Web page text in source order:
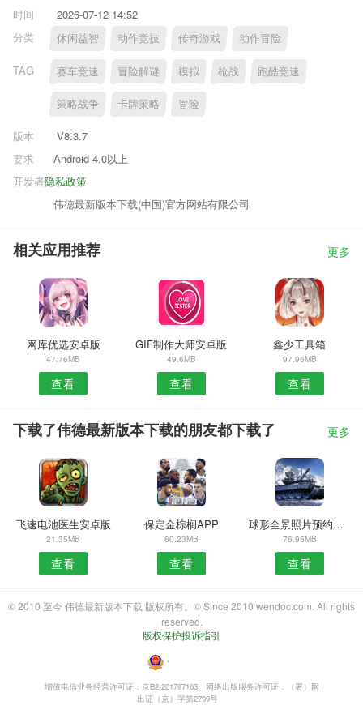
时间
2026-07-12 14:52
分类
休闲益智 动作竞技 传奇游戏 动作冒险
TAG 赛车竞速 冒险解谜 模拟 枪战 跑酷竞速
策略战争 卡牌策略 冒险
版本
V8.3.7
要求
Android 4.0以上
隐私政策
开发者
伟德最新版本下载(中国)官方网站有限公司
相关应用推荐 更多
网库优选安卓版
47.76MB
查看
GIF制作大师安卓版
49.6MB
查看
鑫少工具箱
97.96MB
查看
下载了伟德最新版本下载的朋友都下载了 更多
飞速电池医生安卓版
21.35MB
查看
保定金棕榈APP
60.23MB
查看
球形全景照片预约安卓版
76.95MB
查看
© 2010 至今 伟德最新版本下载 版权所有。© Since 2010 wendoc.com. All rights
reserved.
版权保护投诉指引
・
增值电信业务经营许可证：京B2-201797163
网络出版服务许可证：（署）网
出证（京）字第2799号